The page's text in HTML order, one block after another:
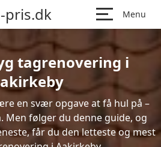
pris.dk Menu
tagrenovering i
en svær opgave at få hul på –
følger du denne guide, og
får du den letteste og mest